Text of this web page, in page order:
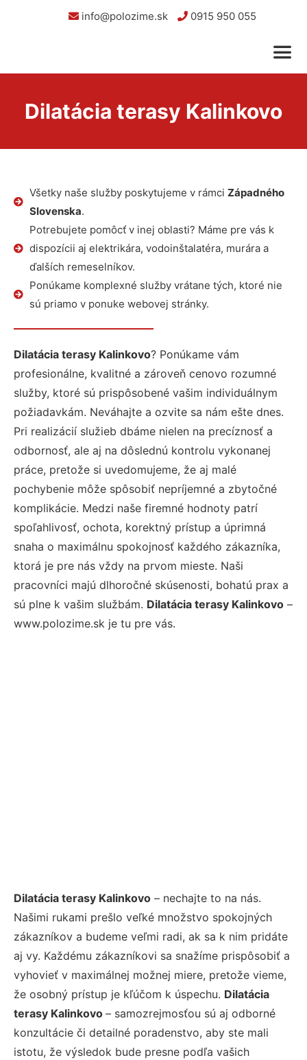
info@polozime.sk 0915 950 055
Dilatácia terasy Kalinkovo
Všetky naše služby poskytujeme v rámci Západného
Slovenska.
Potrebujete pomôcť v inej oblasti? Máme pre vás k
dispozícii aj elektrikára, vodoinštalatéra, murára a
ďalších remeselníkov.
Ponúkame komplexné služby vrátane tých, ktoré nie
sú priamo v ponuke webovej stránky.
Dilatácia terasy Kalinkovo? Ponúkame vám
profesionálne, kvalitné a zároveň cenovo rozumné
služby, ktoré sú prispôsobené vašim individuálnym
požiadavkám. Neváhajte a ozvite sa nám ešte dnes.
Pri realizácií služieb dbáme nielen na precíznosť a
odbornosť, ale aj na dôslednú kontrolu vykonanej
práce, pretože si uvedomujeme, že aj malé
pochybenie môže spôsobiť nepríjemné a zbytočné
komplikácie. Medzi naše firemné hodnoty patrí
spoľahlivosť, ochota, korektný prístup a úprimná
snaha o maximálnu spokojnosť každého zákazníka,
ktorá je pre nás vždy na prvom mieste. Naši
pracovníci majú dlhoročné skúsenosti, bohatú prax a
sú plne k vašim službám. Dilatácia terasy Kalinkovo –
www.polozime.sk je tu pre vás.
Dilatácia terasy Kalinkovo – nechajte to na nás.
Našimi rukami prešlo veľké množstvo spokojných
zákazníkov a budeme veľmi radi, ak sa k nim pridáte
aj vy. Každému zákazníkovi sa snažíme prispôsobiť a
vyhovieť v maximálnej možnej miere, pretože vieme,
že osobný prístup je kľúčom k úspechu. Dilatácia
terasy Kalinkovo – samozrejmosťou sú aj odborné
konzultácie či detailné poradenstvo, aby ste mali
istotu, že výsledok bude presne podľa vašich